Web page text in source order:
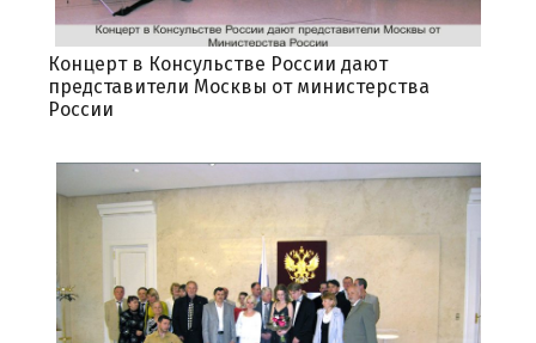
Концерт в Консульстве России дают
представители Москвы от министерства
России